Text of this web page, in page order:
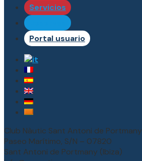
Servicios
Portal usuario
Club Nàutic Sant Antoni de Portmany
Paseo Marítimo, S/N – 07820
Sant Antoni de Portmany (Ibiza)